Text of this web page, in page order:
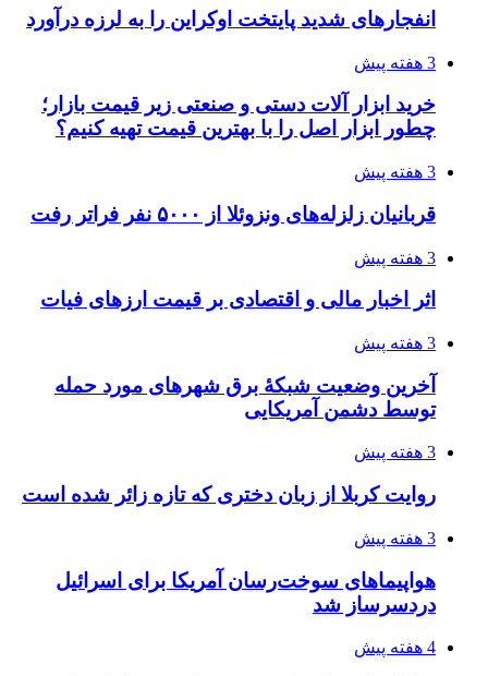
انفجارهای شدید پایتخت اوکراین را به لرزه درآورد
3 هفته پیش
خرید ابزار آلات دستی و صنعتی زیر قیمت بازار؛
چطور ابزار اصل را با بهترین قیمت تهیه کنیم؟
3 هفته پیش
قربانیان زلزله‌های ونزوئلا از ۵۰۰۰ نفر فراتر رفت
3 هفته پیش
اثر اخبار مالی و اقتصادی بر قیمت ارزهای فیات
3 هفته پیش
آخرین وضعیت شبکۀ برق شهرهای مورد حمله
توسط دشمن آمریکایی
3 هفته پیش
روایت کربلا از زبان دختری که تازه زائر شده است
3 هفته پیش
هواپیماهای سوخت‌رسان آمریکا برای اسرائیل
دردسرساز شد
4 هفته پیش